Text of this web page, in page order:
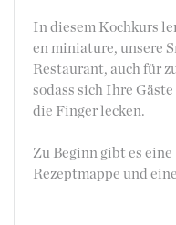
In diesem Kochkurs
en miniature, unsere
Restaurant, auch für
sodass sich Ihre
die Finger lecken.
Zu Beginn gibt es
Rezeptmappe und